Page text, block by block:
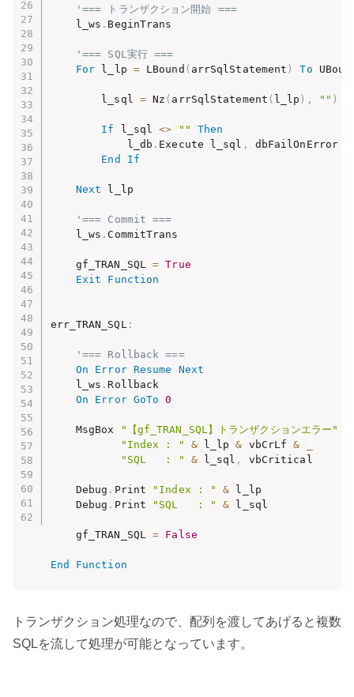
'=== トランザクション開始 ===
    l_ws
. BeginTrans
'=== SQL実行 ===
For l_lp = LBound ( arrSqlStatement ) To
        l_sql
= Nz ( arrSqlStatement ( l_lp ) , "" )
If l_sql <> ""
Then
            l_db
. Execute l_sql ,
dbFailOnError
End
If
Next l_lp
'=== Commit ===
    l_ws
. CommitTrans
    gf_TRAN_SQL
= True
Exit
Function
err_TRAN_SQL:
'=== Rollback ===
On
Error Resume
Next
    l_ws
. Rollback
On
Error GoTo 0
    MsgBox
"【gf_TRAN_SQL】トランザクションエラー"
"Index : "
& l_lp & vbCrLf &
"SQL   : "
& l_sql , vbCritical
    Debug
. Print "Index : " & l_lp
    Debug
. Print "SQL   : " & l_sql
    gf_TRAN_SQL
= False
End Function
トランザクション処理なので、配列を渡してあげると複数
SQLを流して処理が可能となっています。